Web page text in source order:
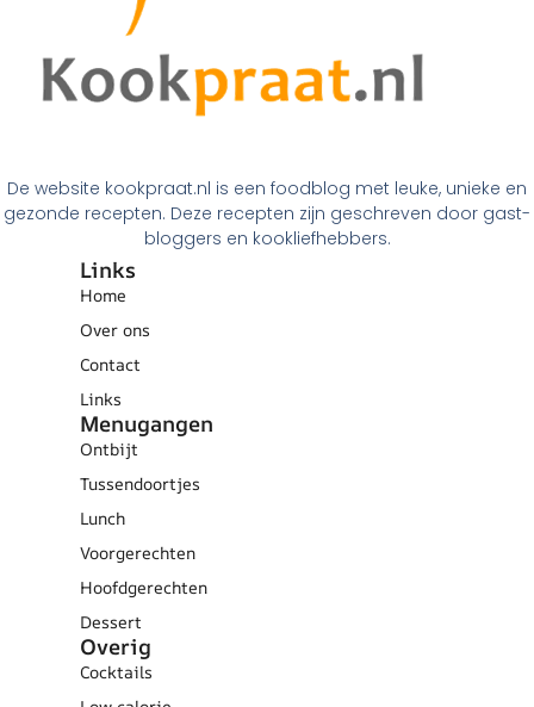
De website kookpraat.nl is een foodblog met leuke, unieke en
gezonde recepten. Deze recepten zijn geschreven door gast-
bloggers en kookliefhebbers.
Links
Home
Over ons
Contact
Links
Menugangen
Ontbijt
Tussendoortjes
Lunch
Voorgerechten
Hoofdgerechten
Dessert
Overig
Cocktails